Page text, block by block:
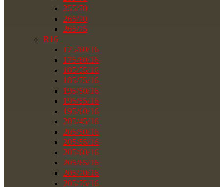
255/70
265/70
265/75
R16
175/60/16
175/80/16
185/55/16
185/75/16
195/50/16
195/55/16
195/60/16
205/45/16
205/50/16
205/55/16
205/60/16
205/65/16
205/70/16
205/75/16